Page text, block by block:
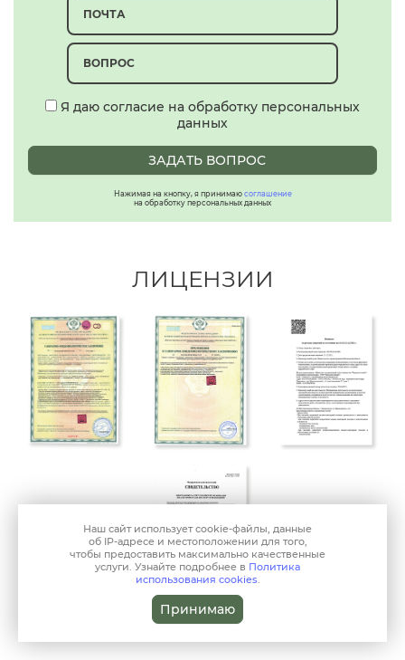
Я даю согласие на обработку персональных
данных
ЗАДАТЬ ВОПРОС
Нажимая на кнопку, я принимаю соглашение
на обработку персональных данных
ЛИЦЕНЗИИ
Наш сайт используетcookie-файлы, данные
об IP-адресеи местоположении для того,
чтобы предоставить максимально качественные
услуги. Узнайте подробнее в Политика
использования cookies.
Принимаю